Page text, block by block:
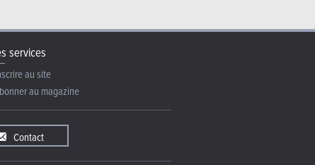
services
au site
au magazine
Contact